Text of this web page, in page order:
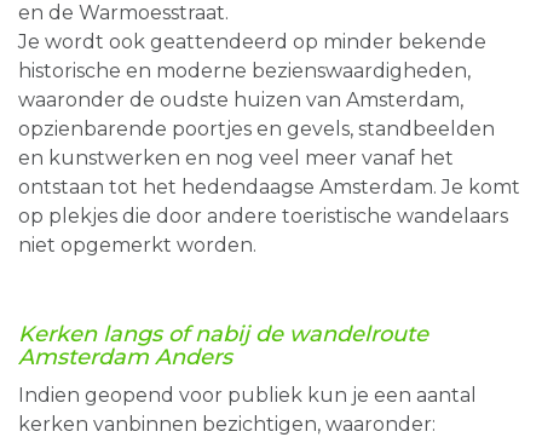
en de Warmoesstraat.
Je wordt ook geattendeerd op minder bekende
historische en moderne bezienswaardigheden,
waaronder de oudste huizen van Amsterdam,
opzienbarende poortjes en gevels, standbeelden
en kunstwerken en nog veel meer vanaf het
ontstaan tot het hedendaagse Amsterdam. Je komt
op plekjes die door andere toeristische wandelaars
niet opgemerkt worden.
Kerkenlangs of nabij de wandelroute
Amsterdam Anders
Indien geopend voor publiek kun je een aantal
kerken vanbinnen bezichtigen, waaronder: